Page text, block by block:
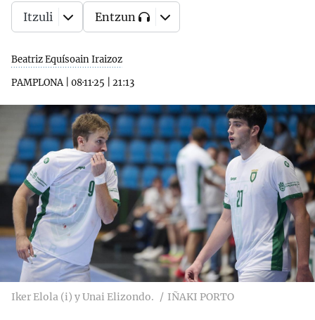
Beatriz Equísoain Iraizoz
PAMPLONA| 08·11·25 21:13
Itzuli Entzun
Iker Elola (i) y Unai Elizondo. IÑAKI PORTO